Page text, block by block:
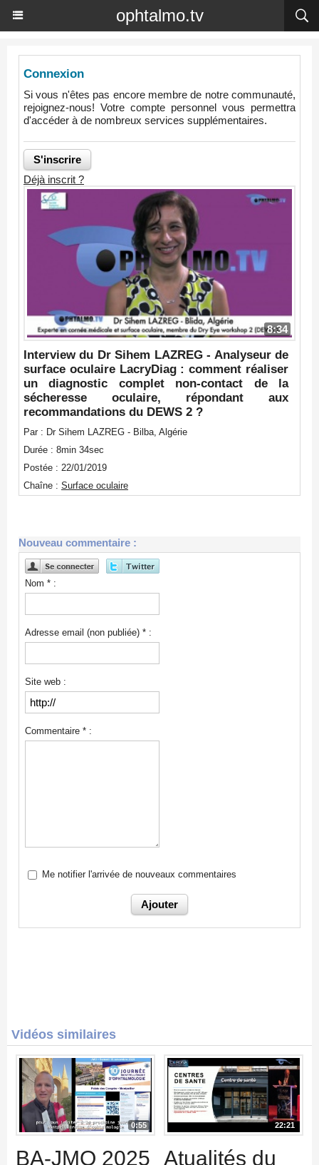
ophtalmo.tv
Vidéos similaires
0:55
BA-JMO 2025
22:21
Atualités du
Connexion
Si vous n'êtes pas encore membre de notre communauté,
rejoignez-nous! Votre compte personnel vous permettra
d'accéder à de nombreux services supplémentaires.
Déjà inscrit ?
8:34
Interview du Dr Sihem LAZREG - Analyseur de
surface oculaire LacryDiag : comment réaliser
un diagnostic complet non-contact de la
sécheresse oculaire, répondant aux
recommandations du DEWS 2 ?
Par : Dr Sihem LAZREG - Bilba, Algérie
Durée : 8min 34sec
Postée : 22/01/2019
Chaîne : Surface oculaire
Nouveau commentaire :
Nom * :
Adresse email (non publiée) * :
Site web :
Commentaire * :
Me notifier l'arrivée de nouveaux commentaires